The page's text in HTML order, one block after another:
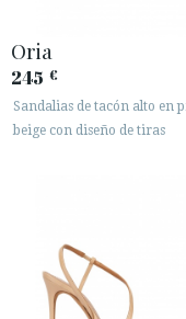
Oria
245 €
Sandalias de tacón alto en
beige con diseño de tiras